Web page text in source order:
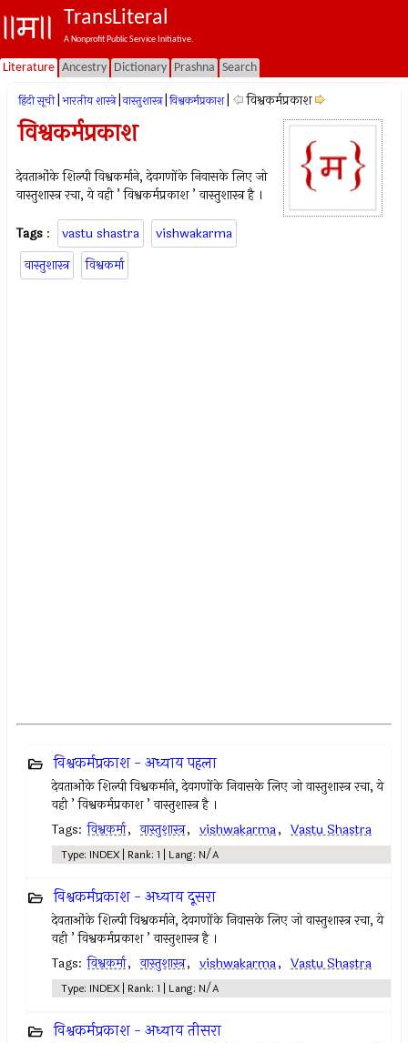
TransLiteral
A Nonprofit Public Service Initiative.
Literature Ancestry Dictionary Prashna Search
हिंदी सूची भारतीय शास्त्रे वास्तुशास्त्र विश्वकर्मप्रकाश विश्वकर्मप्रकाश
विश्वकर्मप्रकाश
देवताओंके शिल्पी विश्वकर्माने, देवगणोंके निवासके लिए जो
वास्तुशास्त्र रचा, ये वही ’ विश्वकर्मप्रकाश ’ वास्तुशास्त्र है ।
Tags : vastu shastra
vishwakarma
वास्तुशास्त्र
विश्वकर्मा
विश्वकर्मप्रकाश - अध्याय पहला
देवताओंके शिल्पी विश्वकर्माने, देवगणोंके निवासके लिए जो वास्तुशास्त्र रचा, ये
वही ’ विश्वकर्मप्रकाश ’ वास्तुशास्त्र है ।
Tags: विश्वकर्मा, वास्तुशास्त्र, vishwakarma, Vastu Shastra
Type: INDEX | Rank: 1 | Lang: N/A
विश्वकर्मप्रकाश - अध्याय दूसरा
देवताओंके शिल्पी विश्वकर्माने, देवगणोंके निवासके लिए जो वास्तुशास्त्र रचा, ये
वही ’ विश्वकर्मप्रकाश ’ वास्तुशास्त्र है ।
Tags: विश्वकर्मा, वास्तुशास्त्र, vishwakarma, Vastu Shastra
Type: INDEX | Rank: 1 | Lang: N/A
विश्वकर्मप्रकाश - अध्याय तीसरा